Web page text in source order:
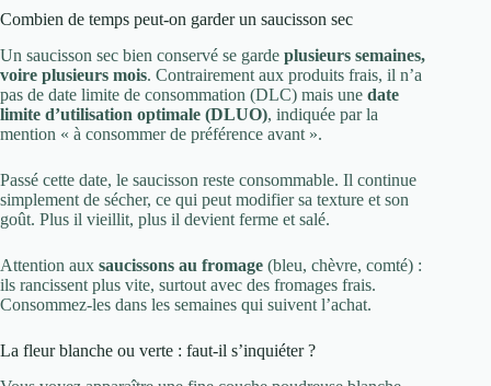
Combien de temps peut-on garder un saucisson sec
Un saucisson sec bien conservé se garde plusieurs semaines,
voire plusieurs mois. Contrairement aux produits frais, il n’a
pas de date limite de consommation (DLC) mais une date
limite d’utilisation optimale (DLUO), indiquée par la
mention « à consommer de préférence avant ».
Passé cette date, le saucisson reste consommable. Il continue
simplement de sécher, ce qui peut modifier sa texture et son
goût. Plus il vieillit, plus il devient ferme et salé.
Attention aux saucissons au fromage (bleu, chèvre, comté) :
ils rancissent plus vite, surtout avec des fromages frais.
Consommez-les dans les semaines qui suivent l’achat.
La fleur blanche ou verte : faut-il s’inquiéter ?